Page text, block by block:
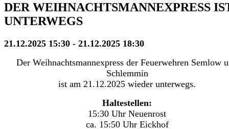
DER WEIHNACHTSMANNEXPRESS
UNTERWEGS
21.12.2025 15:30 - 21.12.2025 18:30
Der Weihnachtsmannexpress der Feuerwehren Semlow
Schlemmin
ist am 21.12.2025 wieder unterwegs.
Haltestellen:
15:30 Uhr Neuenrost
ca. 15:50 Uhr Eickhof